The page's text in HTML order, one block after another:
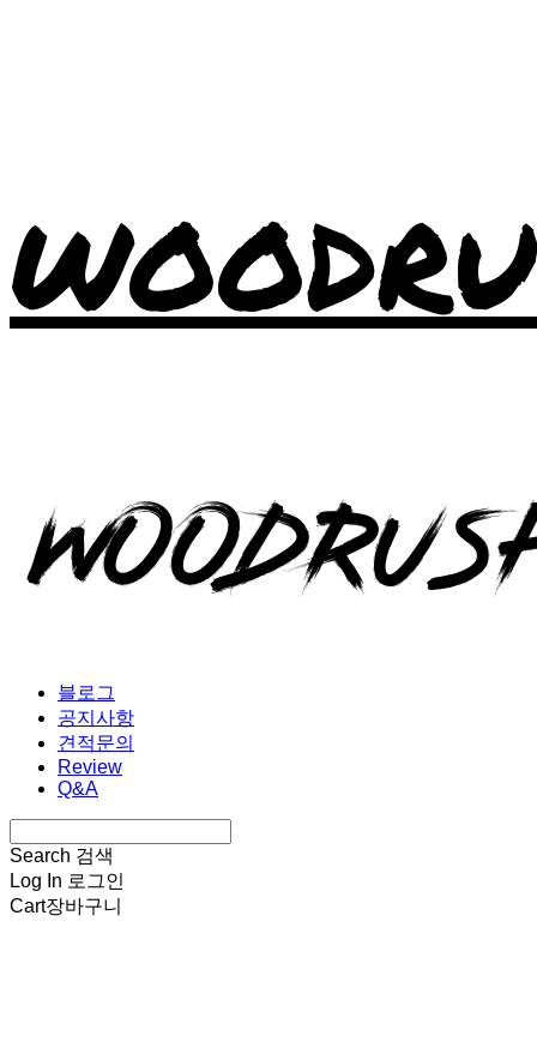
블로그
공지사항
견적문의
Review
Q&A
Search 검색
Log In 로그인
Cart장바구니